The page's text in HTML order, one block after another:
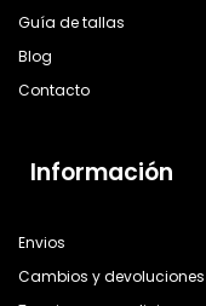
Guía de tallas
Blog
Contacto
Información
Envios
Cambios y devoluciones